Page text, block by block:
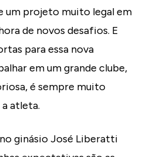
um projeto muito legal em
de novos desafios. E
para essa nova
em um grande clube,
é sempre muito
atleta.
ginásio José Liberatti